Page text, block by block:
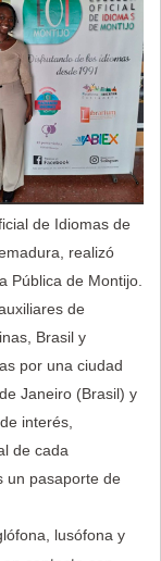
de Idiomas de
realizó
Pública de Montijo.
de
Brasil y
por una ciudad
Janeiro (Brasil) y
interés,
de cada
un pasaporte de
lusófona y